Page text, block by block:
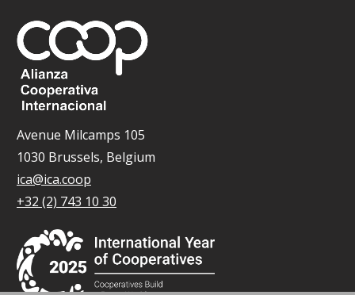
Avenue Milcamps 105
1030 Brussels, Belgium
ica@ica.coop
+32 (2) 743 10 30